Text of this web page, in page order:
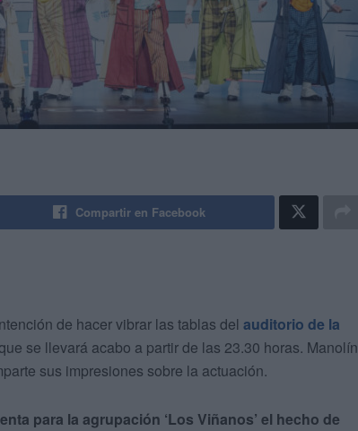
Compartir en Facebook
de hacer vibrar las tablas del auditorio de la
se llevará acabo a partir de las 23.30 horas. Manolín
sus impresiones sobre la actuación.
para la agrupación ‘Los Viñanos’ el hecho de